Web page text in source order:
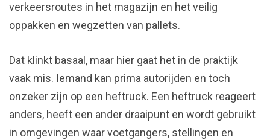
verkeersroutes in het magazijn en het veilig
oppakken en wegzetten van pallets.
Dat klinkt basaal, maar hier gaat het in de praktijk
vaak mis. Iemand kan prima autorijden en toch
onzeker zijn op een heftruck. Een heftruck reageert
anders, heeft een ander draaipunt en wordt gebruikt
in omgevingen waar voetgangers, stellingen en